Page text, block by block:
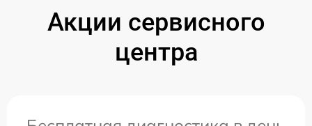
Акции сервисного
центра